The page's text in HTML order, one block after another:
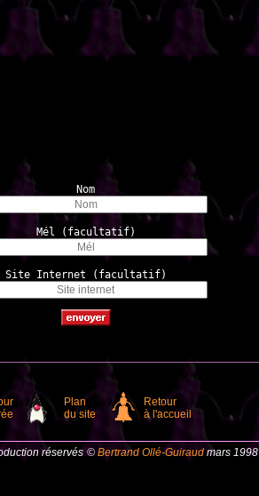
Nom
Mél (facultatif)
Site Internet (facultatif)
Plan
du site
Retour
à l'accueil
réservés © Bertrand Ollé-Guiraudmars 1998